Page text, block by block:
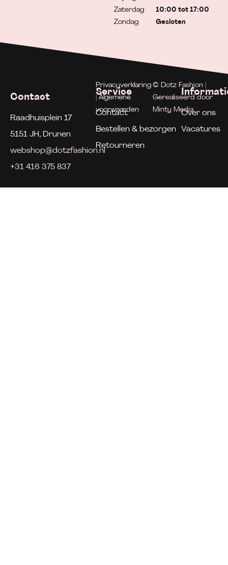
Zaterdag
Zondag
10:00 tot 17:00
Gesloten
Contact
Raadhuisplein 17
5151 JH, Drunen
webshop@dotzfashion.nl
+31 416 375 837
Service
Contact
Bestellen & bezorgen
Retourneren
Over ons
Vacatures
Privacyverklaring
| Algemene
voorwaarden
© Dotz Fashion |
Gerealiseerd door
Minty Media